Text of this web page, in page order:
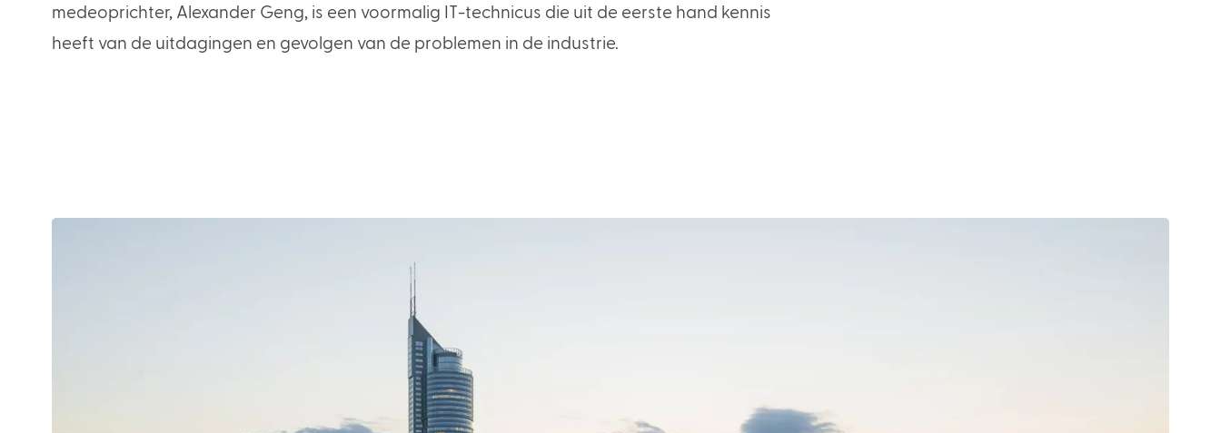
medeoprichter, Alexander Geng, is een voormalig IT-technicus die uit de eerste hand kennis
heeft van de uitdagingen en gevolgen van de problemen in de industrie.